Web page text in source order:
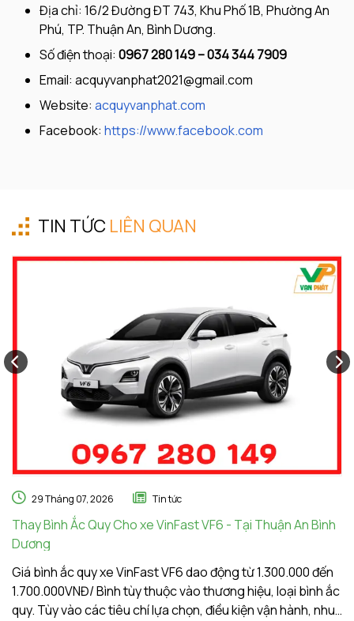
Địa chỉ: 16/2 Đường ĐT 743, Khu Phố 1B, Phường An
Phú, TP. Thuận An, Bình Dương.
Số điện thoại: 0967 280 149 – 034 344 7909
Email: acquyvanphat2021@gmail.com
Website: acquyvanphat.com
Facebook: https://www.facebook.com
TIN TỨC LIÊN QUAN
29 Tháng 07, 2026 Tin tức
Thay Bình Ắc Quy Cho xe VinFast VF6 - Tại Thuận An Bình
Dương
Giá bình ắc quy xe VinFast VF6 dao động từ 1.300.000 đến
1.700.000VNĐ/ Bình tùy thuộc vào thương hiệu, loại bình ắc
quy. Tùy vào các tiêu chí lựa chọn, điều kiện vận hành, nhu